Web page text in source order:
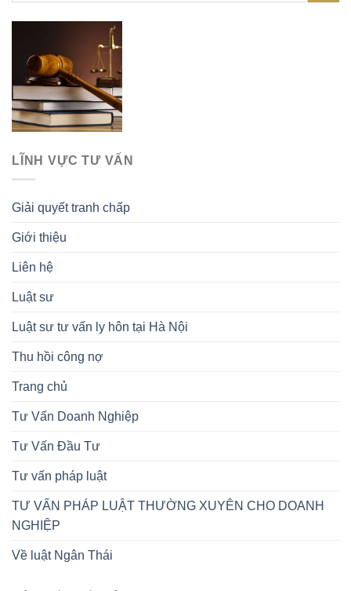
LĨNH VỰC TƯ VẤN
Giải quyết tranh chấp
Giới thiệu
Liên hệ
Luật sư
Luật sư tư vấn ly hôn tại Hà Nội
Thu hồi công nợ
Trang chủ
Tư Vấn Doanh Nghiệp
Tư Vấn Đầu Tư
Tư vấn pháp luật
TƯ VẤN PHÁP LUẬT THƯỜNG XUYÊN CHO DOANH
NGHIỆP
Về luật Ngân Thái